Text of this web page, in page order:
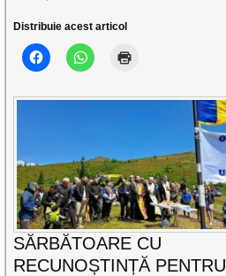
Distribuie acest articol
SĂRBĂTOARE CU
RECUNOȘTINȚĂ PENTRU